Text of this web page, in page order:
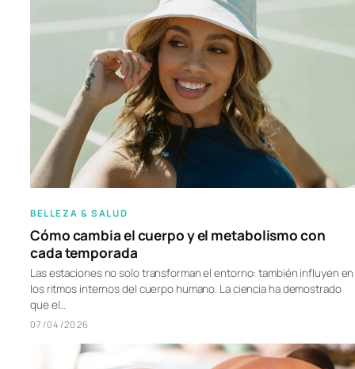
BELLEZA & SALUD
Cómo cambia el cuerpo y el metabolismo con
cada temporada
Las estaciones no solo transforman el entorno: también influyen en
los ritmos internos del cuerpo humano. La ciencia ha demostrado
que el…
07/04/2026